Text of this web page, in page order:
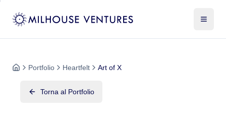
Portfolio Heartfelt Art of X
Torna al Portfolio